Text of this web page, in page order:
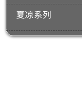
夏凉系列